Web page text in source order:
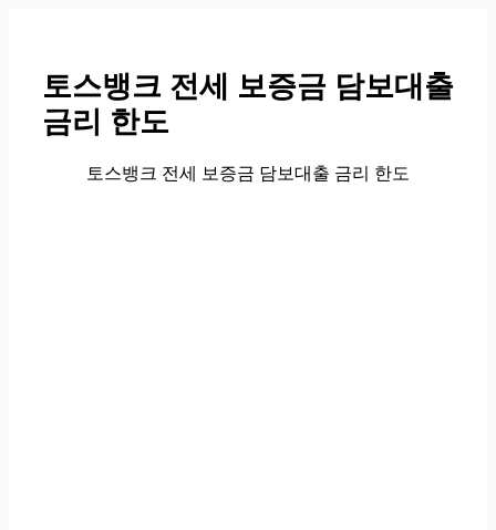
토스뱅크 전세 보증금 담보대출
금리 한도
토스뱅크 전세 보증금 담보대출 금리 한도